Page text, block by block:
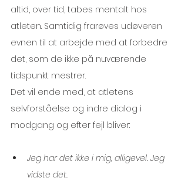
altid, over tid, tabes mentalt hos
atleten. Samtidig frarøves udøveren
evnen til at arbejde med at forbedre
det, som de ikke på nuværende
tidspunkt mestrer.
Det vil ende med, at atletens
selvforståelse og indre dialog i
modgang og efter fejl bliver:
Jeg har det ikke i mig, alligevel. Jeg
vidste det.